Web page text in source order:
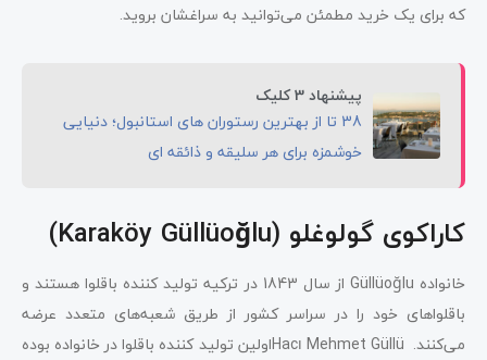
که برای یک خرید مطمئن می‌توانید به سراغشان بروید.
پیشنهاد 3 کلیک
38 تا از بهترین رستوران های استانبول؛ دنیایی
خوشمزه برای هر سلیقه‌ و ذائقه ای
کاراکوی گولوغلو (Karaköy Güllüoğlu)
خانواده Güllüoğlu از سال 1843 در ترکیه تولید کننده باقلوا هستند و
باقلواهای خود را در سراسر کشور از طریق شعبه‌های متعدد عرضه
می‌کنند. Hacı Mehmet Güllüاولین تولید کننده باقلوا در خانواده بوده